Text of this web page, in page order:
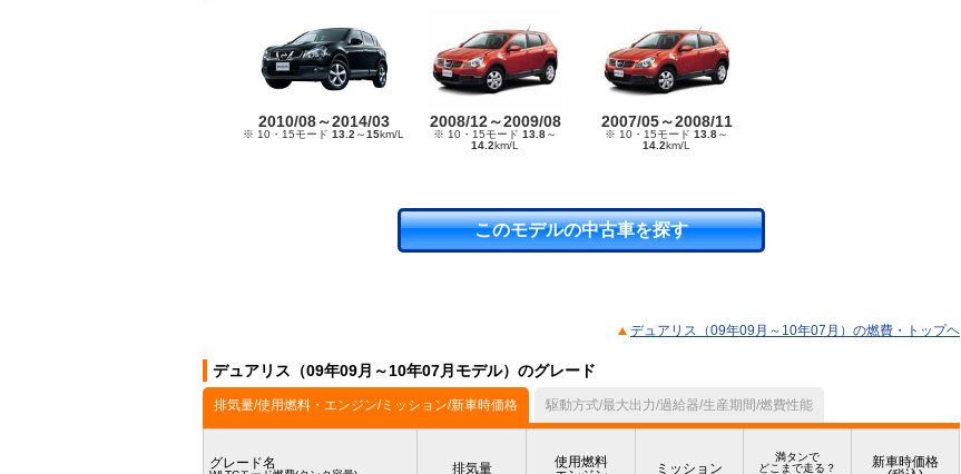
2010/08～2014/03
※ 10・15モード 13.2～15km/L
2008/12～2009/08
※ 10・15モード 13.8～
14.2km/L
2007/05～2008/11
※ 10・15モード 13.8～
14.2km/L
このモデルの中古車を探す
デュアリス（09年09月～10年07月）の燃費・トップヘ
デュアリス（09年09月～10年07月モデル）のグレード
排気量/使用燃料・エンジン/ミッション/新車時価格 駆動方式/最大出力/過給器/生産期間/燃費性能
グレード名 排気量
使用燃料
ミッション
満タンで
どこまで走る？
新車時価格